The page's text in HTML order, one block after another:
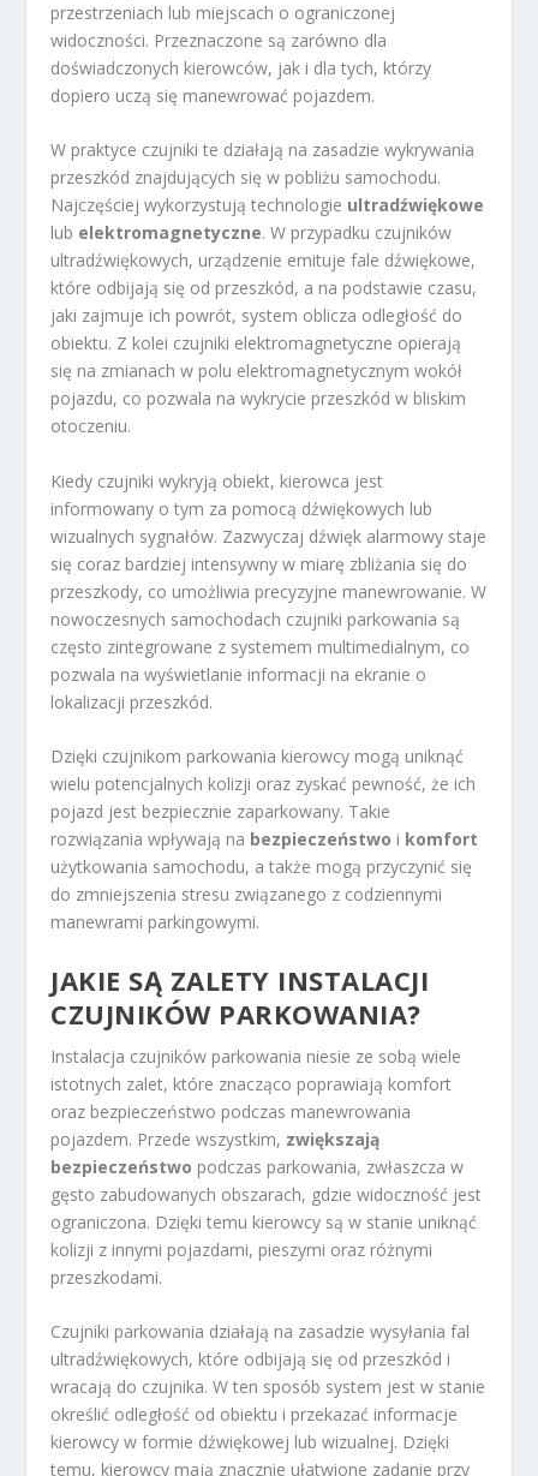
przestrzeniach lub miejscach o ograniczonej
widoczności. Przeznaczone są zarówno dla
doświadczonych kierowców, jak i dla tych, którzy
dopiero uczą się manewrować pojazdem.
W praktyce czujniki te działają na zasadzie wykrywania
przeszkód znajdujących się w pobliżu samochodu.
Najczęściej wykorzystują technologie ultradźwiękowe
lub elektromagnetyczne. W przypadku czujników
ultradźwiękowych, urządzenie emituje fale dźwiękowe,
które odbijają się od przeszkód, a na podstawie czasu,
jaki zajmuje ich powrót, system oblicza odległość do
obiektu. Z kolei czujniki elektromagnetyczne opierają
się na zmianach w polu elektromagnetycznym wokół
pojazdu, co pozwala na wykrycie przeszkód w bliskim
otoczeniu.
Kiedy czujniki wykryją obiekt, kierowca jest
informowany o tym za pomocą dźwiękowych lub
wizualnych sygnałów. Zazwyczaj dźwięk alarmowy staje
się coraz bardziej intensywny w miarę zbliżania się do
przeszkody, co umożliwia precyzyjne manewrowanie. W
nowoczesnych samochodach czujniki parkowania są
często zintegrowane z systemem multimedialnym, co
pozwala na wyświetlanie informacji na ekranie o
lokalizacji przeszkód.
Dzięki czujnikom parkowania kierowcy mogą uniknąć
wielu potencjalnych kolizji oraz zyskać pewność, że ich
pojazd jest bezpiecznie zaparkowany. Takie
rozwiązania wpływają na bezpieczeństwo i komfort
użytkowania samochodu, a także mogą przyczynić się
do zmniejszenia stresu związanego z codziennymi
manewrami parkingowymi.
JAKIE SĄ ZALETY INSTALACJI
CZUJNIKÓW PARKOWANIA?
Instalacja czujników parkowania niesie ze sobą wiele
istotnych zalet, które znacząco poprawiają komfort
oraz bezpieczeństwo podczas manewrowania
pojazdem. Przede wszystkim, zwiększają
bezpieczeństwo podczas parkowania, zwłaszcza w
gęsto zabudowanych obszarach, gdzie widoczność jest
ograniczona. Dzięki temu kierowcy są w stanie uniknąć
kolizji z innymi pojazdami, pieszymi oraz różnymi
przeszkodami.
Czujniki parkowania działają na zasadzie wysyłania fal
ultradźwiękowych, które odbijają się od przeszkód i
wracają do czujnika. W ten sposób system jest w stanie
określić odległość od obiektu i przekazać informacje
kierowcy w formie dźwiękowej lub wizualnej. Dzięki
temu, kierowcy mają znacznie ułatwione zadanie przy